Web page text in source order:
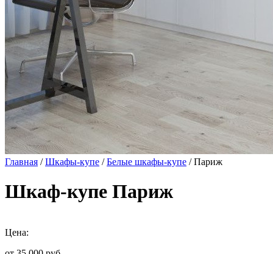
Главная /Шкафы-купе /Белые шкафы-купе / Париж
Шкаф-купе Париж
Цена: